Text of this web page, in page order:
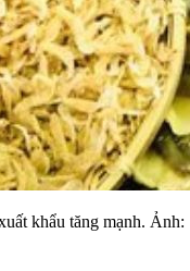
khẩu tăng mạnh. Ảnh: